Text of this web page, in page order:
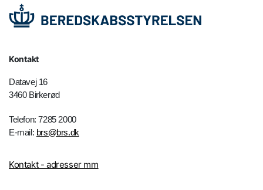
Kontakt
Datavej 16
3460 Birkerød
Telefon: 7285 2000
E-mail: brs@brs.dk
Kontakt - adresser mm